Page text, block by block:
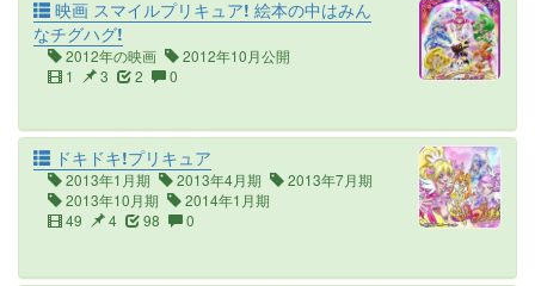
映画 スマイルプリキュア! 絵本の中はみん
なチグハグ!
2012年の映画
2012年10月公開
1
3 2 0
ドキドキ!プリキュア
2013年1月期 2013年4月期
2013年7月期
2013年10月期
2014年1月期
49
4 98 0